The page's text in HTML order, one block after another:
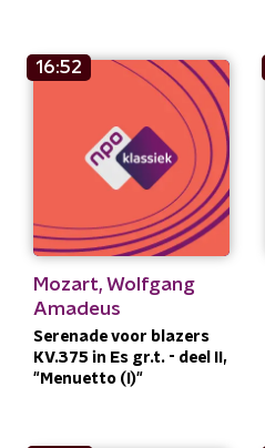
16:52
Mozart, Wolfgang
Amadeus
Serenade voor blazers
KV.375 in Es gr.t. - deel II,
"Menuetto (I)"